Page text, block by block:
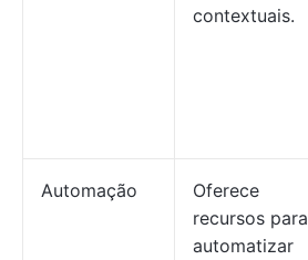
contextuais.
Automação
Oferece
recursos para
automatizar